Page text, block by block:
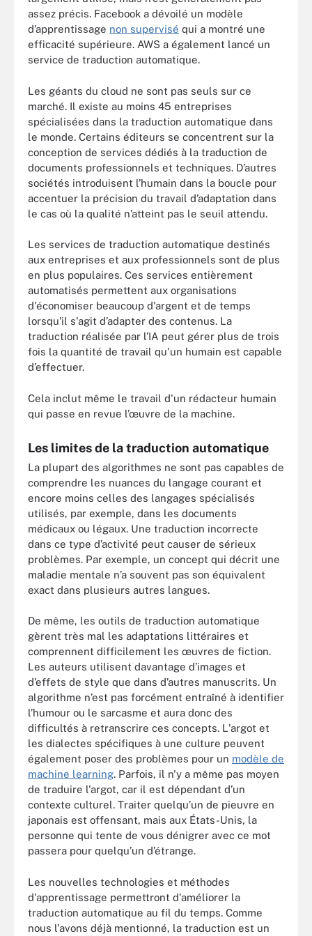
assez précis. Facebook a dévoilé un modèle
d’apprentissage non supervisé qui a montré une
efficacité supérieure. AWS a également lancé un
service de traduction automatique.
Les géants du cloud ne sont pas seuls sur ce
marché. Il existe au moins 45 entreprises
spécialisées dans la traduction automatique dans
le monde. Certains éditeurs se concentrent sur la
conception de services dédiés à la traduction de
documents professionnels et techniques. D’autres
sociétés introduisent l’humain dans la boucle pour
accentuer la précision du travail d’adaptation dans
le cas où la qualité n’atteint pas le seuil attendu.
Les services de traduction automatique destinés
aux entreprises et aux professionnels sont de plus
en plus populaires. Ces services entièrement
automatisés permettent aux organisations
d'économiser beaucoup d'argent et de temps
lorsqu'il s'agit d’adapter des contenus. La
traduction réalisée par l’IA peut gérer plus de trois
fois la quantité de travail qu'un humain est capable
d’effectuer.
Cela inclut même le travail d'un rédacteur humain
qui passe en revue l’œuvre de la machine.
Les limites de la traduction automatique
La plupart des algorithmes ne sont pas capables de
comprendre les nuances du langage courant et
encore moins celles des langages spécialisés
utilisés, par exemple, dans les documents
médicaux ou légaux. Une traduction incorrecte
dans ce type d’activité peut causer de sérieux
problèmes. Par exemple, un concept qui décrit une
maladie mentale n’a souvent pas son équivalent
exact dans plusieurs autres langues.
De même, les outils de traduction automatique
gèrent très mal les adaptations littéraires et
comprennent difficilement les œuvres de fiction.
Les auteurs utilisent davantage d’images et
d’effets de style que dans d’autres manuscrits. Un
algorithme n’est pas forcément entraîné à identifier
l’humour ou le sarcasme et aura donc des
difficultés à retranscrire ces concepts. L'argot et
les dialectes spécifiques à une culture peuvent
également poser des problèmes pour un modèle de
machine learning. Parfois, il n'y a même pas moyen
de traduire l'argot, car il est dépendant d’un
contexte culturel. Traiter quelqu’un de pieuvre en
japonais est offensant, mais aux États-Unis, la
personne qui tente de vous dénigrer avec ce mot
passera pour quelqu’un d’étrange.
Les nouvelles technologies et méthodes
d'apprentissage permettront d'améliorer la
traduction automatique au fil du temps. Comme
nous l'avons déjà mentionné, la traduction est un